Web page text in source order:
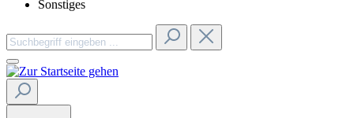
Sonstiges